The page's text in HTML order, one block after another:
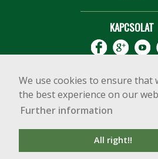
We use cookies to ensure that
the best experience on our
Further information
All right!!
KAPCSOLAT
Copyright © 2020 BME
1111 Budapest,